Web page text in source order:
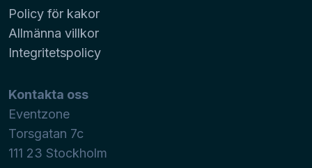
Policy för kakor
Allmänna villkor
Integritetspolicy
Kontakta oss
Eventzone
Torsgatan 7c
111 23 Stockholm